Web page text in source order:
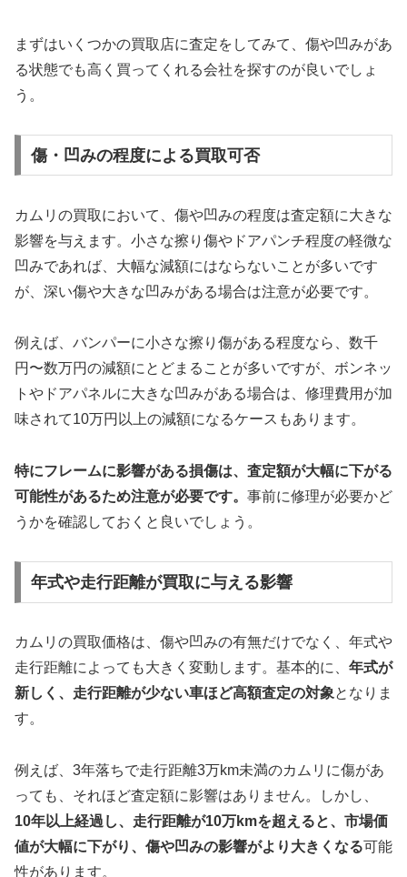
まずはいくつかの買取店に査定をしてみて、傷や凹みがあ
る状態でも高く買ってくれる会社を探すのが良いでしょ
う。
傷・凹みの程度による買取可否
カムリの買取において、傷や凹みの程度は査定額に大きな
影響を与えます。小さな擦り傷やドアパンチ程度の軽微な
凹みであれば、大幅な減額にはならないことが多いです
が、深い傷や大きな凹みがある場合は注意が必要です。
例えば、バンパーに小さな擦り傷がある程度なら、数千
円〜数万円の減額にとどまることが多いですが、ボンネッ
トやドアパネルに大きな凹みがある場合は、修理費用が加
味されて10万円以上の減額になるケースもあります。
特にフレームに影響がある損傷は、査定額が大幅に下がる
可能性があるため注意が必要です。 事前に修理が必要かど
うかを確認しておくと良いでしょう。
年式や走行距離が買取に与える影響
カムリの買取価格は、傷や凹みの有無だけでなく、年式や
走行距離によっても大きく変動します。基本的に、 年式が
新しく、走行距離が少ない車ほど高額査定の対象となりま
す。
例えば、3年落ちで走行距離3万km未満のカムリに傷があ
っても、それほど査定額に影響はありません。しかし、
10年以上経過し、走行距離が10万kmを超えると、市場価
値が大幅に下がり、傷や凹みの影響がより大きくなる可能
性があります。